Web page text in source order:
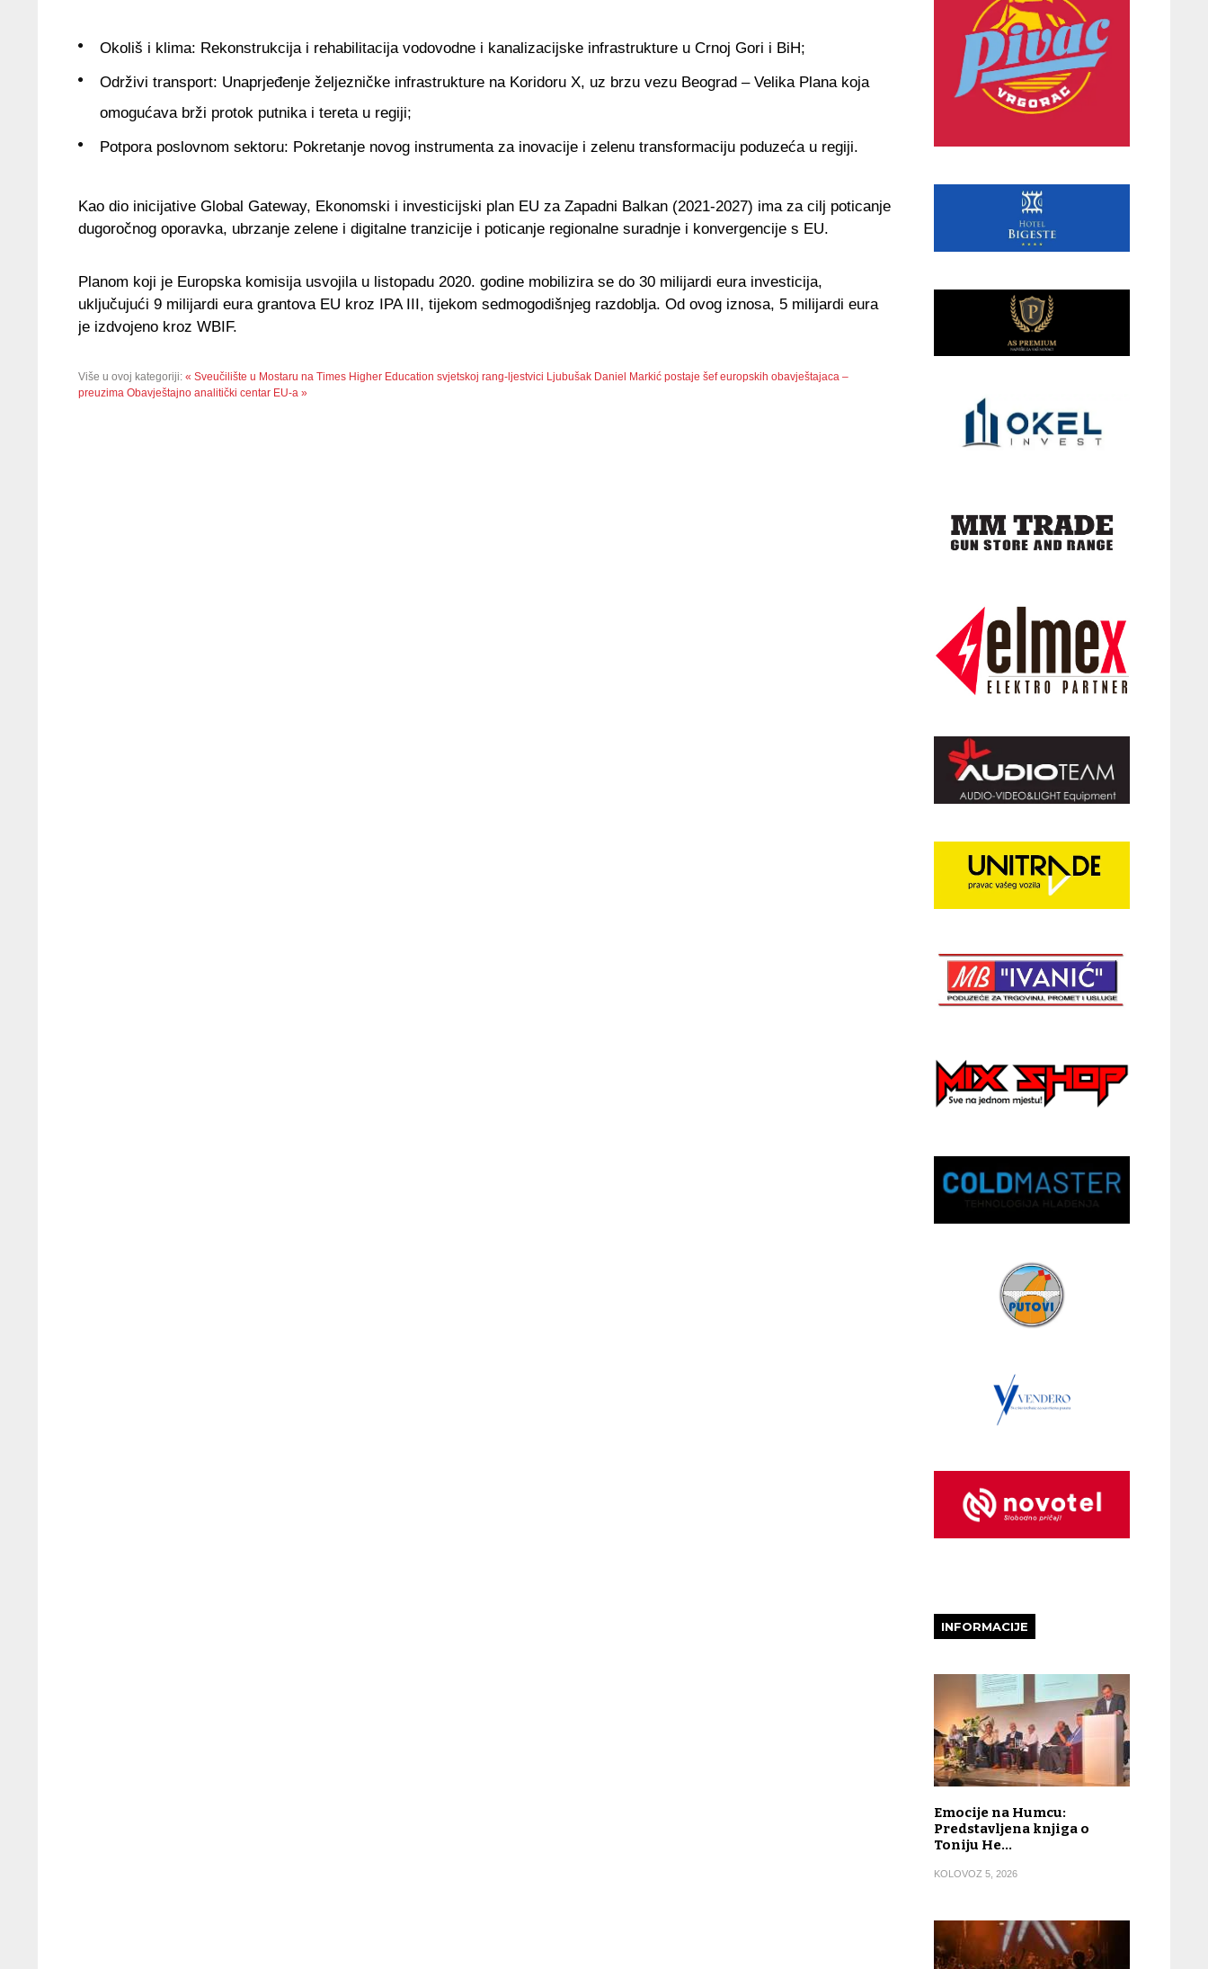
Okoliš i klima: Rekonstrukcija i rehabilitacija vodovodne i kanalizacijske infrastrukture u Crnoj Gori i BiH;
Održivi transport: Unaprjeđenje željezničke infrastrukture na Koridoru X, uz brzu vezu Beograd – Velika Plana koja
omogućava brži protok putnika i tereta u regiji;
Potpora poslovnom sektoru: Pokretanje novog instrumenta za inovacije i zelenu transformaciju poduzeća u regiji.
Kao dio inicijative Global Gateway, Ekonomski i investicijski plan EU za Zapadni Balkan (2021-2027) ima za cilj poticanje
dugoročnog oporavka, ubrzanje zelene i digitalne tranzicije i poticanje regionalne suradnje i konvergencije s EU.
Planom koji je Europska komisija usvojila u listopadu 2020. godine mobilizira se do 30 milijardi eura investicija,
uključujući 9 milijardi eura grantova EU kroz IPA III, tijekom sedmogodišnjeg razdoblja. Od ovog iznosa, 5 milijardi eura
je izdvojeno kroz WBIF.
Više u ovoj kategoriji: « Sveučilište u Mostaru na Times Higher Education svjetskoj rang-ljestvici Ljubušak Daniel Markić postaje šef europskih obavještajaca –
preuzima Obavještajno analitički centar EU-a »
INFORMACIJE
Emocije na Humcu:
Predstavljena knjiga o
Toniju He…
KOLOVOZ 5, 2026